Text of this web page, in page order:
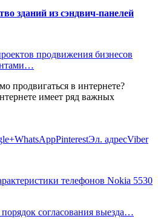
зданий из сэндвич-панелей
продвижения бизнесов
продвигаться в интернете?
имеет ряд важных
WhatsAppPinterestЭл. адресViber
телефонов Nokia 5530
согласования выезда…